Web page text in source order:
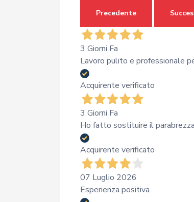
Precedente
3 Giorni Fa
Lavoro pulito e professionale
Acquirente verificato
3 Giorni Fa
Ho fatto sostituire il
Acquirente verificato
07 Luglio 2026
Esperienza positiva.